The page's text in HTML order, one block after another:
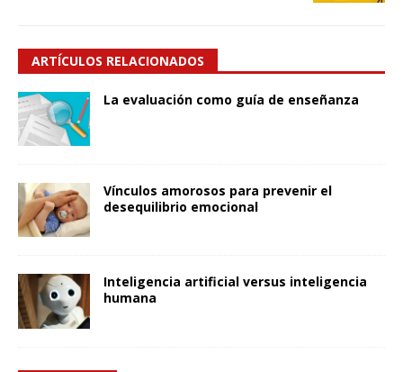
ARTÍCULOS RELACIONADOS
La evaluación como guía de enseñanza
Vínculos amorosos para prevenir el
desequilibrio emocional
Inteligencia artificial versus inteligencia
humana